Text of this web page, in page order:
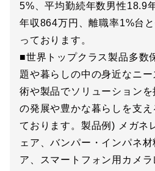
5%、平均勤続年数男性18.9
年収864万円、離職率1%台
っております。
■世界トップクラス製品多数
題や暮らしの中の身近なニ
術や製品でソリューション
の発展や豊かな暮らしを支
ております。製品例) メガネ
ェア、バンパー・インパネ
ア、スマートフォン用カメ